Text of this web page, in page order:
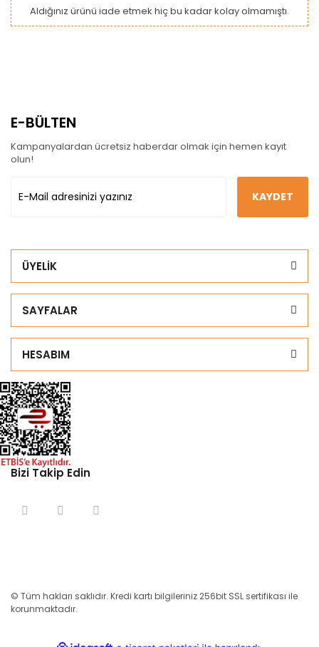
Aldığınız ürünü iade etmek hiç bu kadar kolay olmamıştı.
E-BÜLTEN
Kampanyalardan ücretsiz haberdar olmak için hemen kayıt
olun!
KAYDET
ÜYELİK
SAYFALAR
HESABIM
Bizi Takip Edin
© Tüm hakları saklıdır. Kredi kartı bilgileriniz 256bit SSL sertifikası ile
korunmaktadır.